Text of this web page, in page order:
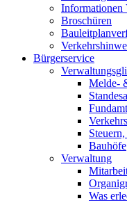
Informationen
Broschüren
Bürgerservice
Melde-
Fundamt
Bauhöfe
Verwaltung
Was